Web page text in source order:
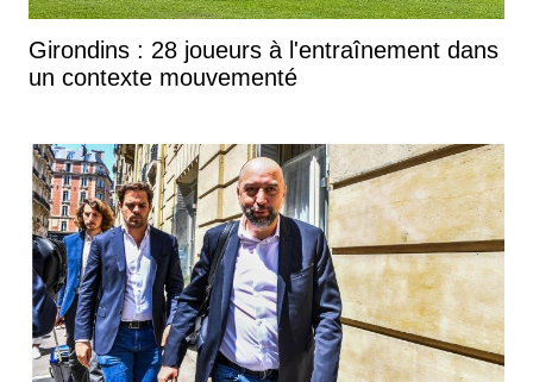
Girondins : 28 joueurs à l'entraînement dans
un contexte mouvementé